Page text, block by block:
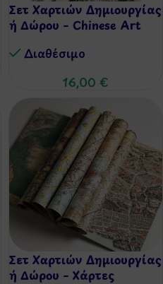
Σετ Χαρτιών Δημιουργίας
ή Δώρου – Chinese Art
Διαθέσιμo
16,00 €
Σετ Χαρτιών Δημιουργίας
ή Δώρου – Χάρτες